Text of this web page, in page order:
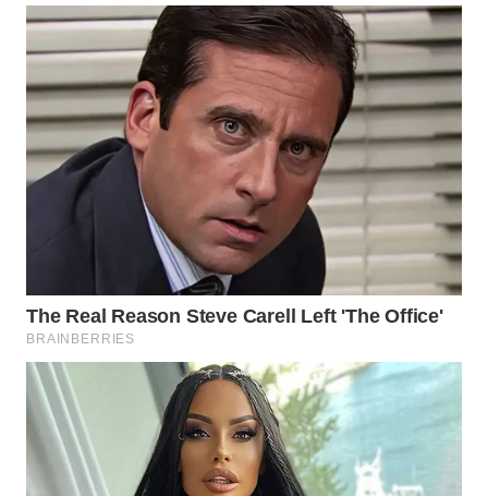
DANAU
TOBA
WN
NIAS
WN
LANGKAT
SELATAN
WN
TANJUNG
LESUNG
WN
KARO